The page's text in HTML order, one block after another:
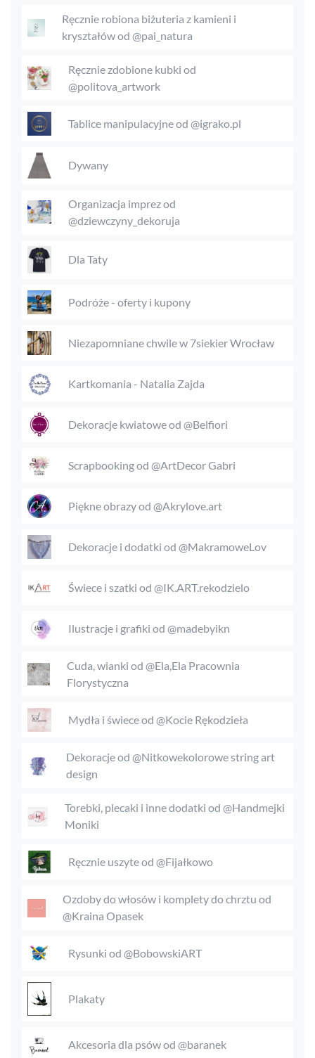
Ręcznie robiona biżuteria z kamieni i
kryształów od @pai_natura
Ręcznie zdobione kubki od
@politova_artwork
Tablice manipulacyjne od @igrako.pl
Dywany
Organizacja imprez od
@dziewczyny_dekoruja
Dla Taty
Podróże - oferty i kupony
Niezapomniane chwile w 7siekier Wrocław
Kartkomania - Natalia Zajda
Dekoracje kwiatowe od @Belfiori
Scrapbooking od @ArtDecor Gabri
Piękne obrazy od @Akrylove.art
Dekoracje i dodatki od @MakramoweLov
Świece i szatki od @IK.ART.rekodzielo
Ilustracje i grafiki od @madebyikn
Cuda, wianki od @Ela,Ela Pracownia
Florystyczna
Mydła i świece od @Kocie Rękodzieła
Dekoracje od @Nitkowekolorowe string art
design
Torebki, plecaki i inne dodatki od @Handmejki
Moniki
Ręcznie uszyte od @Fijałkowo
Ozdoby do włosów i komplety do chrztu od
@Kraina Opasek
Rysunki od @BobowskiART
Plakaty
Akcesoria dla psów od @baranek